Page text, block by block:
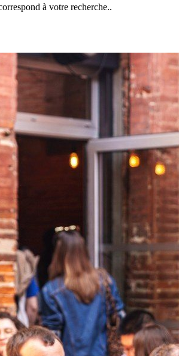
à votre recherche..